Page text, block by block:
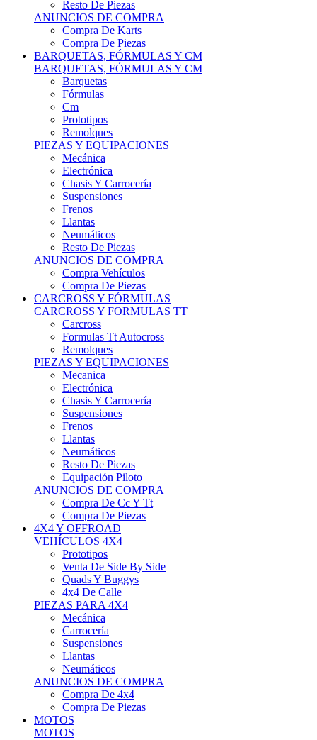
Compra De Karts
Compra De Piezas
BARQUETAS, FÓRMULAS Y CM
BARQUETAS, FÓRMULAS Y CM
Barquetas
Fórmulas
Cm
Prototipos
Remolques
PIEZAS Y EQUIPACIONES
Mecánica
Electrónica
Chasis Y Carrocería
Suspensiones
Frenos
Llantas
Neumáticos
Resto De Piezas
ANUNCIOS DE COMPRA
Compra Vehículos
Compra De Piezas
CARCROSS Y FÓRMULAS
CARCROSS Y FORMULAS TT
Carcross
Formulas Tt Autocross
Remolques
PIEZAS Y EQUIPACIONES
Mecanica
Electrónica
Chasis Y Carrocería
Suspensiones
Frenos
Llantas
Neumáticos
Resto De Piezas
Equipación Piloto
ANUNCIOS DE COMPRA
Compra De Cc Y Tt
Compra De Piezas
4X4 Y OFFROAD
VEHÍCULOS 4X4
Prototipos
Venta De Side By Side
Quads Y Buggys
4x4 De Calle
PIEZAS PARA 4X4
Mecánica
Carrocería
Suspensiones
Llantas
Neumáticos
ANUNCIOS DE COMPRA
Compra De 4x4
Compra De Piezas
MOTOS
MOTOS
Motos De Circuito